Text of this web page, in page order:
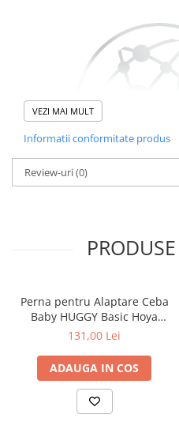
urmare, se dovedește
Nu provoacă alergii și asigură o
Îndepărtează bine umezeala și
Confortabil
VEZI MAI MULT
Informatii conformitate produs
Review-uri(0)
Perna pentru Alaptare Ceba
Baby HUGGY Basic Hoya
709-000-743
131,00 Lei
ADAUGA IN COS